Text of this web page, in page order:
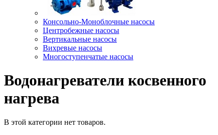
Консольно-Моноблочные насосы
Центробежные насосы
Вертикальные насосы
Вихревые насосы
Многоступенчатые насосы
Водонагреватели косвенного
нагрева
В этой категории нет товаров.